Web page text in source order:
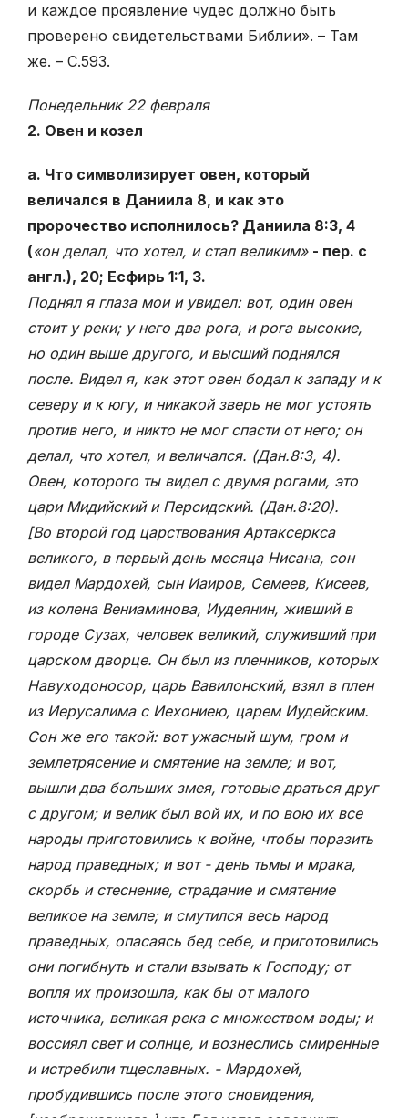
и каждое проявление чудес должно быть
проверено свидетельствами Библии». – Там
же. – С.593.
Понедельник 22 февраля
2. Овен и козел
а. Что символизирует овен, который
величался в Даниила 8, и как это
пророчество исполнилось? Даниила 8:3, 4
(«он делал, что хотел, и стал великим» - пер. с
англ.), 20; Есфирь 1:1, 3.
Поднял я глаза мои и увидел: вот, один овен
стоит у реки; у него два рога, и рога высокие,
но один выше другого, и высший поднялся
после. Видел я, как этот овен бодал к западу и к
северу и к югу, и никакой зверь не мог устоять
против него, и никто не мог спасти от него; он
делал, что хотел, и величался. (Дан.8:3, 4).
Овен, которого ты видел с двумя рогами, это
цари Мидийский и Персидский. (Дан.8:20).
[Во второй год царствования Артаксеркса
великого, в первый день месяца Нисана, сон
видел Мардохей, сын Иаиров, Семеев, Кисеев,
из колена Вениаминова, Иудеянин, живший в
городе Сузах, человек великий, служивший при
царском дворце. Он был из пленников, которых
Навуходоносор, царь Вавилонский, взял в плен
из Иерусалима с Иехониею, царем Иудейским.
Сон же его такой: вот ужасный шум, гром и
землетрясение и смятение на земле; и вот,
вышли два больших змея, готовые драться друг
с другом; и велик был вой их, и по вою их все
народы приготовились к войне, чтобы поразить
народ праведных; и вот - день тьмы и мрака,
скорбь и стеснение, страдание и смятение
великое на земле; и смутился весь народ
праведных, опасаясь бед себе, и приготовились
они погибнуть и стали взывать к Господу; от
вопля их произошла, как бы от малого
источника, великая река с множеством воды; и
воссиял свет и солнце, и вознеслись смиренные
и истребили тщеславных. - Мардохей,
пробудившись после этого сновидения,